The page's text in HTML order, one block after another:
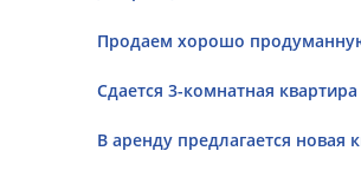
Продаем хорошо
Сдается 3-комнатная
В аренду предлагается новая